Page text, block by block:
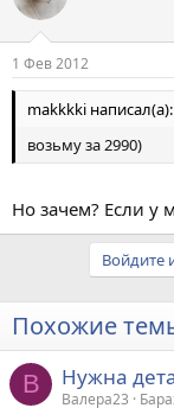
1 Фев 2012
makkkki написал(а):
возьму за 2990)
Но зачем? Если у
Войдите
Похожие
В Нужна
Валера23